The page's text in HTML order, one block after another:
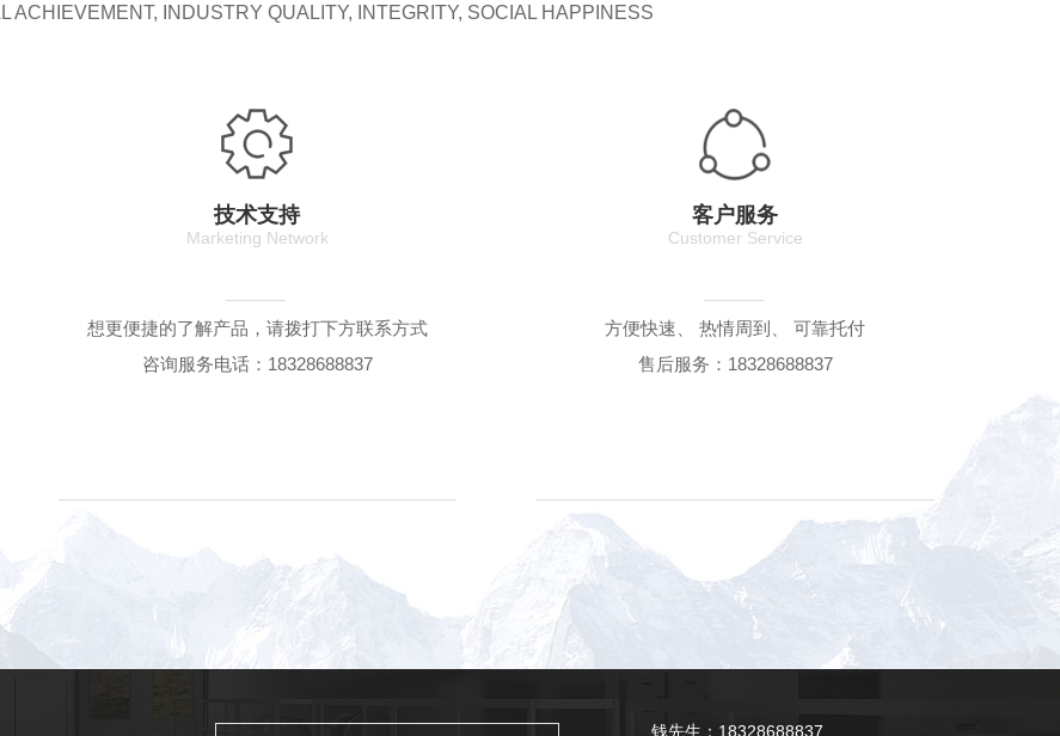
ACHIEVEMENT, INDUSTRY QUALITY, INTEGRITY, SOCIAL HAPPINESS
技术支持
Marketing Network
想更便捷的了解产品，请拨打下方联系方式
咨询服务电话：18328688837
客户服务
Customer Service
方便快速、 热情周到、 可靠托付
售后服务：18328688837
钱先生：18328688837